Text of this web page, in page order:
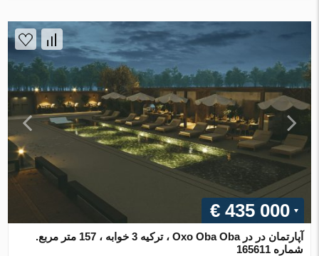
€ 435 000
آپارتمان در در Oxo Oba Oba ، ترکیه 3 خوابه ، 157 متر مربع.
شماره 165611